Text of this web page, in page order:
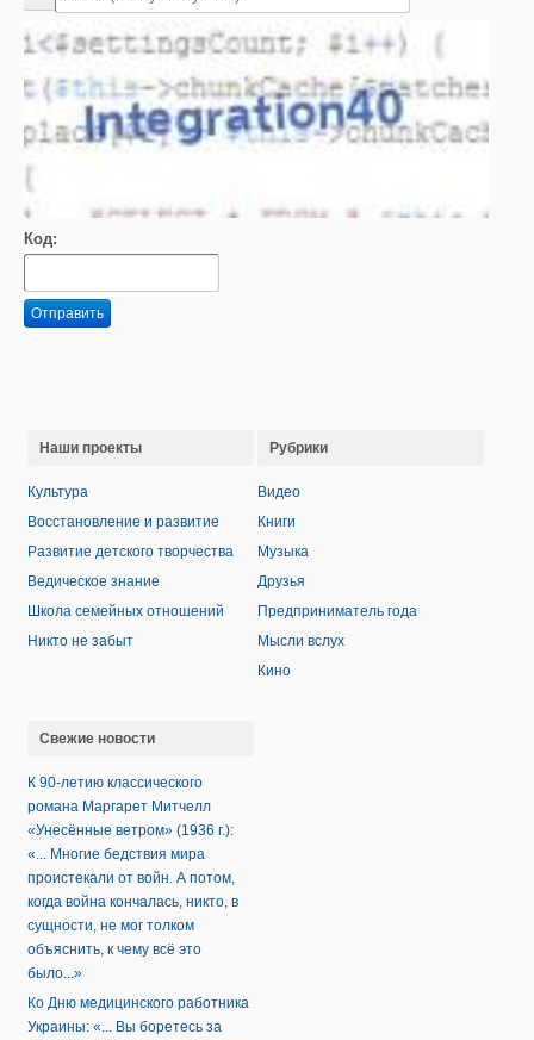
Код:
Отправить
Наши проекты
Культура
Восстановление и развитие
Развитие детского творчества
Ведическое знание
Школа семейных отношений
Никто не забыт
Рубрики
Видео
Книги
Музыка
Друзья
Предприниматель года
Мысли вслух
Кино
Свежие новости
К 90-летию классического
романа Маргарет Митчелл
«Унесённые ветром» (1936 г.):
«... Многие бедствия мира
проистекали от войн. А потом,
когда война кончалась, никто, в
сущности, не мог толком
объяснить, к чему всё это
было...»
Ко Дню медицинского работника
Украины: «... Вы боретесь за